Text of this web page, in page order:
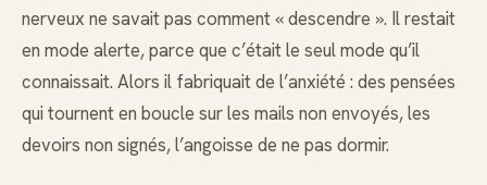
nerveux ne savait pas comment « descendre ». Il restait
en mode alerte, parce que c’était le seul mode qu’il
connaissait. Alors il fabriquait de l’anxiété : des pensées
qui tournent en boucle sur les mails non envoyés, les
devoirs non signés, l’angoisse de ne pas dormir.